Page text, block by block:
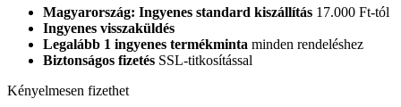
Magyarország: Ingyenes standard kiszállítás 17.000 Ft-tól
Ingyenes visszaküldés
Legalább 1 ingyenes termékminta minden rendeléshez
Biztonságos fizetés SSL-titkosítással
Kényelmesen fizethet